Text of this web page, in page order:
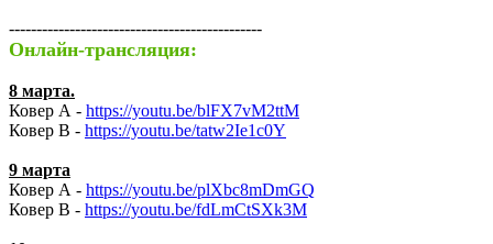
----------------------------------------------
Онлайн-трансляция:
8 марта.
Ковер А - https://youtu.be/blFX7vM2ttM
Ковер В - https://youtu.be/tatw2Ie1c0Y
9 марта
Ковер А - https://youtu.be/plXbc8mDmGQ
Ковер В - https://youtu.be/fdLmCtSXk3M